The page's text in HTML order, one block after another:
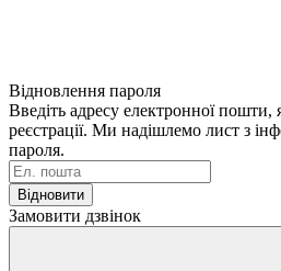
Відновлення пароля
Введіть адресу електронної пошти,
реєстрації. Ми надішлемо лист з
пароля.
Відновити
Замовити дзвінок